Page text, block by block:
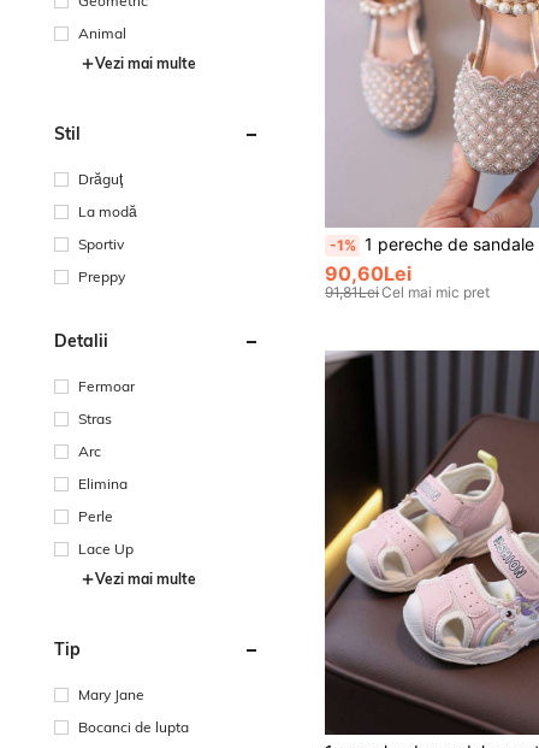
Animal
Vezi mai multe
Stil
Drăguţ
La modă
Sportiv
Preppy
Detalii
Fermoar
Stras
Arc
Elimina
Perle
Lace Up
Vezi mai multe
Tip
Mary Jane
Bocanci de lupta
-1% 1 pereche de sandale cu vârful închis, decorate cu perle, în stil
90,60Lei
91,81LeiCel mai mic pret